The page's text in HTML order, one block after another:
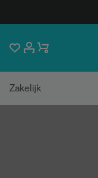
Zakelijk